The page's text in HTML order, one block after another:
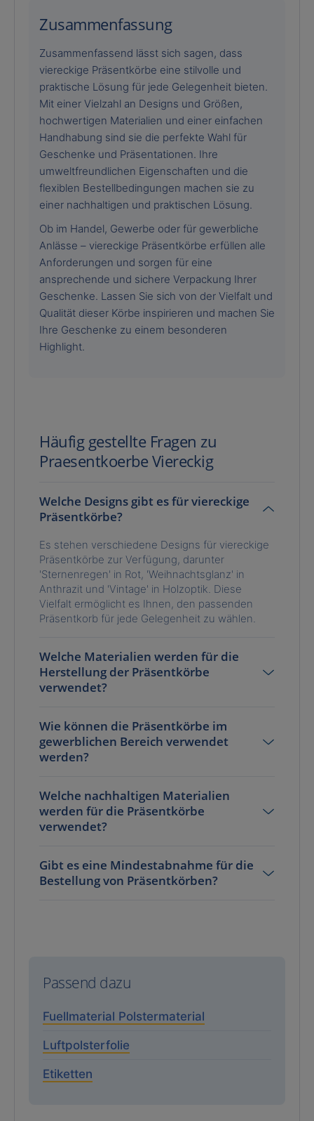
Zusammenfassung
Zusammenfassend lässt sich sagen, dass
viereckige Präsentkörbe eine stilvolle und
praktische Lösung für jede Gelegenheit bieten.
Mit einer Vielzahl an Designs und Größen,
hochwertigen Materialien und einer einfachen
Handhabung sind sie die perfekte Wahl für
Geschenke und Präsentationen. Ihre
umweltfreundlichen Eigenschaften und die
flexiblen Bestellbedingungen machen sie zu
einer nachhaltigen und praktischen Lösung.
Ob im Handel, Gewerbe oder für gewerbliche
Anlässe – viereckige Präsentkörbe erfüllen alle
Anforderungen und sorgen für eine
ansprechende und sichere Verpackung Ihrer
Geschenke. Lassen Sie sich von der Vielfalt und
Qualität dieser Körbe inspirieren und machen Sie
Ihre Geschenke zu einem besonderen
Highlight.
Häufig gestellte Fragen zu
Praesentkoerbe Viereckig
Welche Designs gibt es für viereckige
Präsentkörbe?
Es stehen verschiedene Designs für viereckige
Präsentkörbe zur Verfügung, darunter
'Sternenregen' in Rot, 'Weihnachtsglanz' in
Anthrazit und 'Vintage' in Holzoptik. Diese
Vielfalt ermöglicht es Ihnen, den passenden
Präsentkorb für jede Gelegenheit zu wählen.
Welche Materialien werden für die
Herstellung der Präsentkörbe
verwendet?
Wie können die Präsentkörbe im
gewerblichen Bereich verwendet
werden?
Welche nachhaltigen Materialien
werden für die Präsentkörbe
verwendet?
Gibt es eine Mindestabnahme für die
Bestellung von Präsentkörben?
Passend dazu
Fuellmaterial Polstermaterial
Luftpolsterfolie
Etiketten